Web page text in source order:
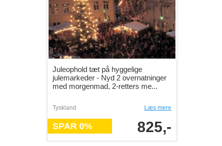
Juleophold tæt på hyggelige
julemarkeder - Nyd 2 overnatninger
med morgenmad, 2-retters me...
Tyskland Læs mere
SPAR 0% 825,-